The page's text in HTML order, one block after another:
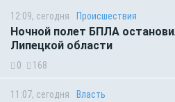
12:09, сегодня Происшествия
Ночной полет БПЛА
Липецкой области
0 168
11:07, сегодня Власть